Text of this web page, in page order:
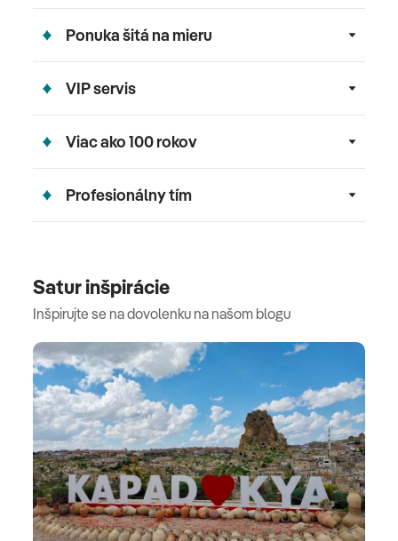
Ponuka šitá na mieru
VIP servis
Viac ako 100 rokov
Profesionálny tím
Satur inšpirácie
Inšpirujte se na dovolenku na našom blogu